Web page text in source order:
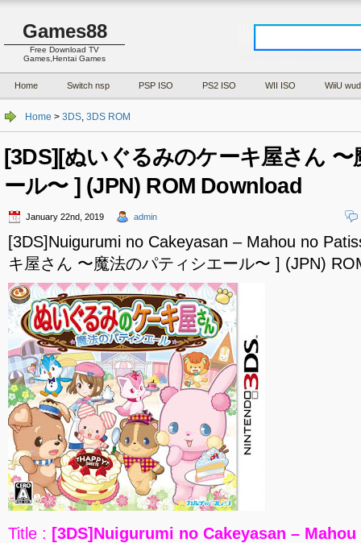
Games88
Free Download TV
Games,Hentai Games
Home Switch nsp PSP ISO PS2 ISO WII ISO WiiU wud
Home > 3DS, 3DS ROM
[3DS][ぬいぐるみのケーキ屋さん
ール〜 ] (JPN) ROM Download
January 22nd, 2019 admin
[3DS]Nuigurumi no Cakeyasan – Mahou no
キ屋さん 〜魔法のパティシエール〜 ] (JPN)
Title : [3DS]Nuigurumi no Cakeyasan –